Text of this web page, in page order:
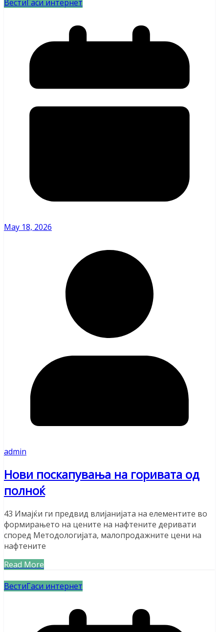
Вести Гаси интернет
May 18, 2026
admin
Нови поскапувања на горивата од
полноќ
43 Имајќи ги предвид влијанијата на елементите во
формирањето на цените на нафтените деривати
според Методологијата, малопродажните цени на
нафтените
Read More
ВестиГаси интернет